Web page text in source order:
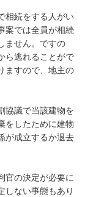
相続をする人がい
案では全員が相続
ません。ですの
ら逃れることがで
ますので、地主の
協議で当該建物を
をしたために建物
が成立するか退去
官の決定が必要に
しない事態もあり